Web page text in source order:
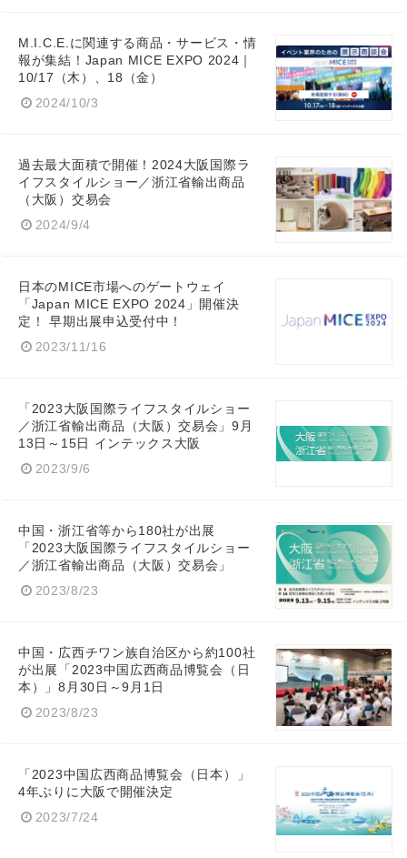
M.I.C.E.に関連する商品・サービス・情
報が集結！Japan MICE EXPO 2024｜
10/17（木）、18（金）
2024/10/3
過去最大面積で開催！2024大阪国際ラ
イフスタイルショー／浙江省輸出商品
（大阪）交易会
2024/9/4
日本のMICE市場へのゲートウェイ
「Japan MICE EXPO 2024」開催決
定！ 早期出展申込受付中！
2023/11/16
「2023大阪国際ライフスタイルショー
／浙江省輸出商品（大阪）交易会」9月
13日～15日 インテックス大阪
2023/9/6
中国・浙江省等から180社が出展
「2023大阪国際ライフスタイルショー
／浙江省輸出商品（大阪）交易会」
2023/8/23
中国・広西チワン族自治区から約100社
が出展「2023中国広西商品博覧会（日
本）」8月30日～9月1日
2023/8/23
「2023中国広西商品博覧会（日本）」
4年ぶりに大阪で開催決定
2023/7/24
Japanese
English